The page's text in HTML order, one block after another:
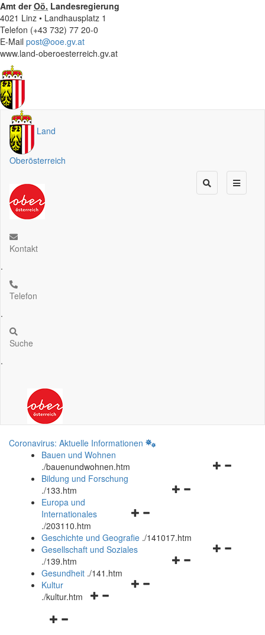
Amt derOö. Landesregierung
4021 Linz • Landhausplatz 1
Telefon (+43 732) 77 20-0
E-Mail post@ooe.gv.at
www.land-oberoesterreich.gv.at
Land
Oberösterreich
Kontakt
.
Telefon
.
Suche
.
Coronavirus: Aktuelle Informationen
Bauen und Wohnen
./bauenundwohnen.htm
Navigationsmenü
Bildung und Forschung
./133.htm
Navigationsmenü
und
schließen
Europa und
Internationales
./203110.htm
Geschichte und Geografie ./141017.htm
Navigationsmenü
Gesellschaft und Soziales
./139.htm
Navigationsmenü
Gesundheit ./141.htm
Navigationsmenü
Kultur
./kultur.htm
Navigationsmenü